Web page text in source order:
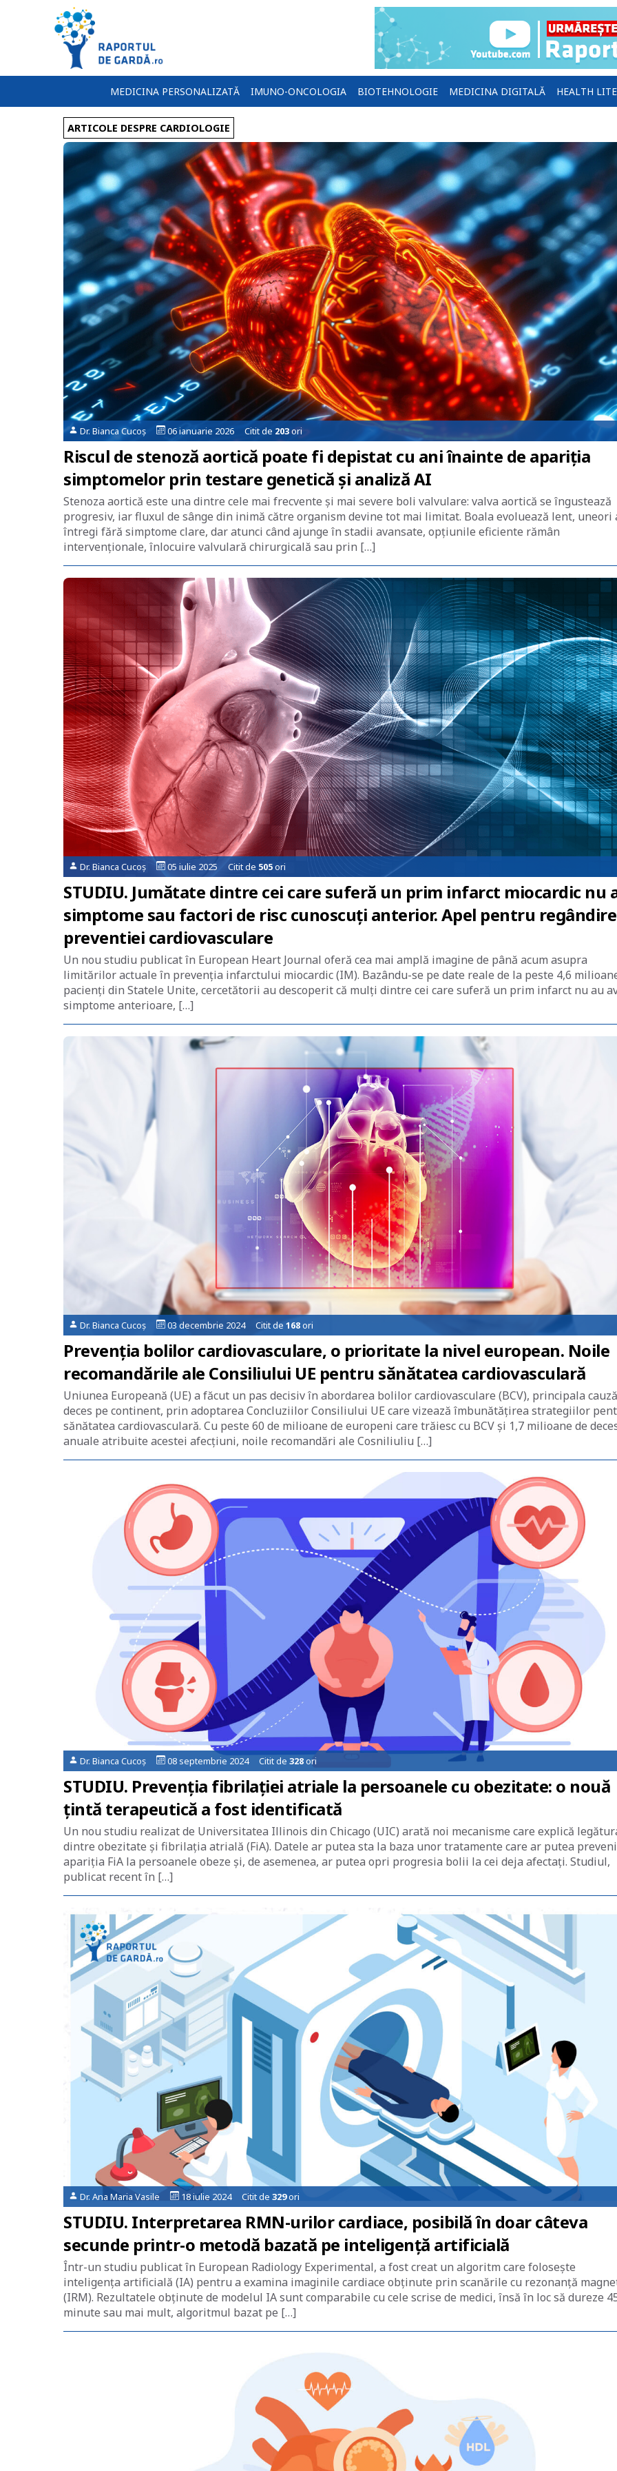
MEDICINA PERSONALIZATĂ IMUNO-ONCOLOGIA BIOTEHNOLOGIE MEDICINA DIGITALĂ HEALTH
ARTICOLE DESPRE CARDIOLOGIE
Dr. Bianca Cucoș 06 ianuarie 2026 Citit de 203ori
Riscul de stenoză aortică poate fi depistat cu ani înainte de apariția
simptomelor prin testare genetică și analiză AI
Stenoza aortică este una dintre cele mai frecvente și mai severe boli valvulare: valva aortică se îngustează
progresiv, iar fluxul de sânge din inimă către organism devine tot mai limitat. Boala evoluează lent, uneori
întregi fără simptome clare, dar atunci când ajunge în stadii avansate, opțiunile eficiente rămân
intervenționale, înlocuire valvulară chirurgicală sau prin […]
Dr. Bianca Cucoș 05 iulie 2025 Citit de 505ori
STUDIU. Jumătate dintre cei care suferă un prim infarct miocardic nu
simptome sau factori de risc cunoscuți anterior. Apel pentru
preventiei cardiovasculare
Un nou studiu publicat în European Heart Journal oferă cea mai amplă imagine de până acum asupra
limitărilor actuale în prevenția infarctului miocardic (IM). Bazându-se pe date reale de la peste 4,6
pacienți din Statele Unite, cercetătorii au descoperit că mulți dintre cei care suferă un prim infarct nu au
simptome anterioare, […]
Dr. Bianca Cucoș 03 decembrie 2024 Citit de 168ori
Prevenția bolilor cardiovasculare, o prioritate la nivel european. Noile
recomandările ale Consiliului UE pentru sănătatea cardiovasculară
Uniunea Europeană (UE) a făcut un pas decisiv în abordarea bolilor cardiovasculare (BCV), principala
deces pe continent, prin adoptarea Concluziilor Consiliului UE care vizează îmbunătățirea strategiilor
sănătatea cardiovasculară. Cu peste 60 de milioane de europeni care trăiesc cu BCV și 1,7 milioane de
anuale atribuite acestei afecțiuni, noile recomandări ale Cosniliuliu […]
Dr. Bianca Cucoș 08 septembrie 2024 Citit de 328ori
STUDIU. Prevenția fibrilației atriale la persoanele cu obezitate: o nouă
țintă terapeutică a fost identificată
Un nou studiu realizat de Universitatea Illinois din Chicago (UIC) arată noi mecanisme care explică
dintre obezitate și fibrilația atrială (FiA). Datele ar putea sta la baza unor tratamente care ar putea preveni
apariția FiA la persoanele obeze și, de asemenea, ar putea opri progresia bolii la cei deja afectați. Studiul,
publicat recent în […]
Dr. Ana Maria Vasile 18 iulie 2024 Citit de 329ori
STUDIU. Interpretarea RMN-urilor cardiace, posibilă în doar câteva
secunde printr-o metodă bazată pe inteligență artificială
Într-un studiu publicat în European Radiology Experimental, a fost creat un algoritm care folosește
inteligența artificială (IA) pentru a examina imaginile cardiace obținute prin scanările cu rezonanță
(IRM). Rezultatele obținute de modelul IA sunt comparabile cu cele scrise de medici, însă în loc să dureze
minute sau mai mult, algoritmul bazat pe […]